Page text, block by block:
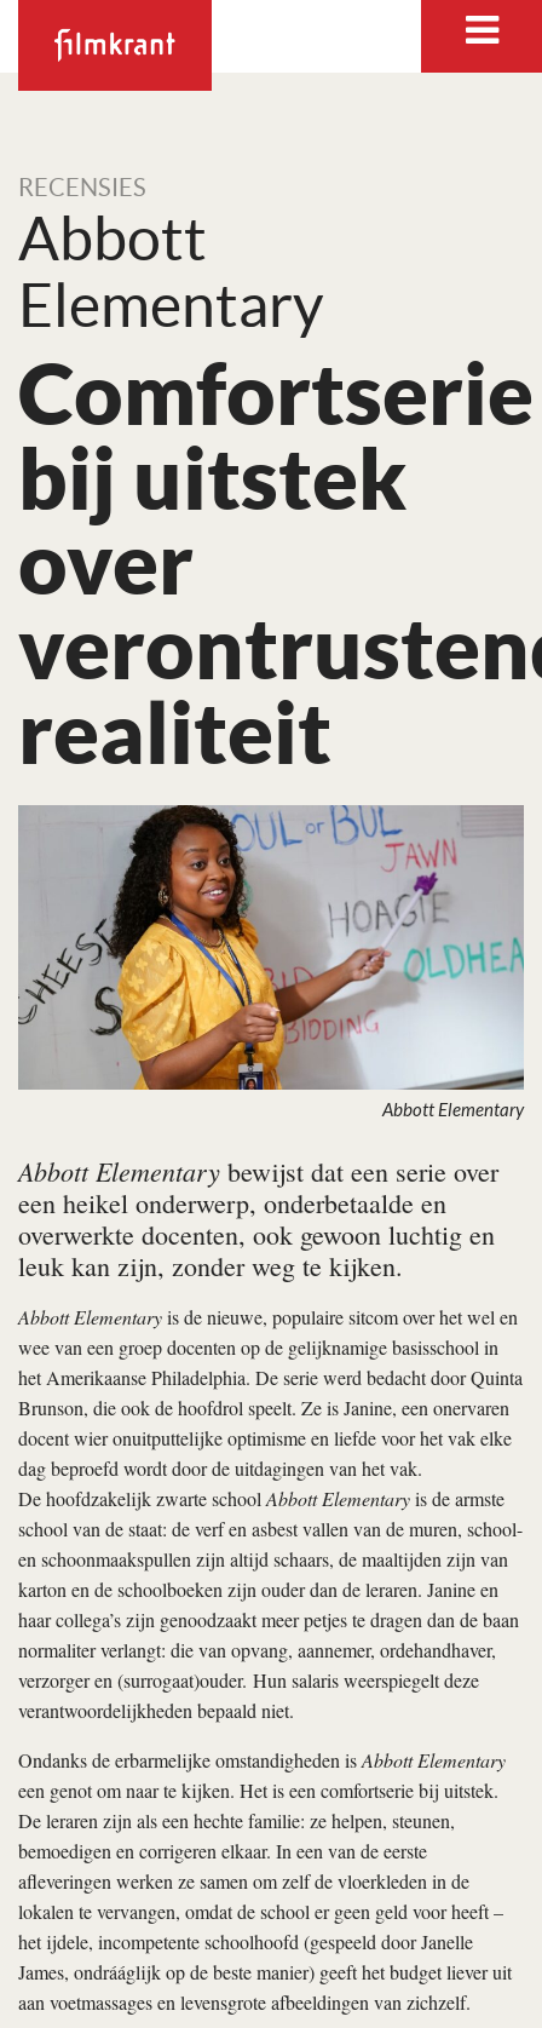
RECENSIES
Abbott
Elementary
Comfortserie
bij uitstek
over
realiteit
Abbott Elementary
Abbott Elementary bewijst dat een serie over
een heikel onderwerp, onderbetaalde en
overwerkte docenten, ook gewoon luchtig en
leuk kan zijn, zonder weg te kijken.
Abbott Elementaryis de nieuwe, populaire sitcom over het wel en
wee van een groep docenten op de gelijknamige basisschool in
het Amerikaanse Philadelphia. De serie werd bedacht door Quinta
Brunson, die ook de hoofdrol speelt. Ze is Janine, een onervaren
docent wier onuitputtelijke optimisme en liefde voor het vak elke
dag beproefd wordt door de uitdagingen van het vak.
De hoofdzakelijk zwarte school Abbott Elementaryis de armste
school van de staat: de verf en asbest vallen van de muren, school-
en schoonmaakspullen zijn altijd schaars, de maaltijden zijn van
karton en de schoolboeken zijn ouder dan de leraren. Janine en
haar collega’s zijn genoodzaakt meer petjes te dragen dan de baan
normaliter verlangt: die van opvang, aannemer, ordehandhaver,
verzorger en (surrogaat)ouder. Hun salaris weerspiegelt deze
verantwoordelijkheden bepaald niet.
Ondanks de erbarmelijke omstandigheden isAbbott Elementary
een genot om naar te kijken. Het is een comfortserie bij uitstek.
De leraren zijn als een hechte familie: ze helpen, steunen,
bemoedigen en corrigeren elkaar. In een van de eerste
afleveringen werken ze samen om zelf de vloerkleden in de
lokalen te vervangen, omdat de school er geen geld voor heeft –
het ijdele, incompetente schoolhoofd (gespeeld door Janelle
James, ondrááglijk op de beste manier) geeft het budget liever uit
aan voetmassages en levensgrote afbeeldingen van zichzelf.